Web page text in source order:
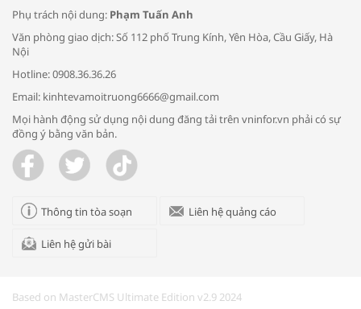
Bác sĩ tư vấn cách phòng tránh bệnh
đường hô hấp trong thời tiết giao mùa
Trao yêu thương cho em
Phụ trách nội dung: Phạm Tuấn Anh
Văn phòng giao dịch: Số 112 phố Trung Kính, Yên Hòa, Cầu Giấy, Hà
Nội
Hotline: 0908.36.36.26
Email: kinhtevamoitruong6666@gmail.com
Mọi hành động sử dụng nội dung đăng tải trên vninfor.vn phải có sự
đồng ý bằng văn bản.
Thông tin tòa soạn Liên hệ quảng cáo
Liên hệ gửi bài
Based on MasterCMS Ultimate Edition v2.9 2024